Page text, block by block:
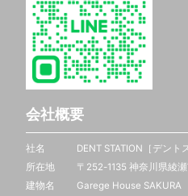
会社概要
社名 DENT STATION［デントス
所在地 〒252-1135 神奈川県綾瀬
建物名 Garege House SAKURA